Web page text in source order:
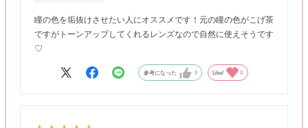
瞳の色を垢抜けさせたい人にオススメです！元の瞳の色がこげ茶
ですがトーンアップしてくれるレンズなので自然に使えそうです
♡
参考になった 0 Like! 0